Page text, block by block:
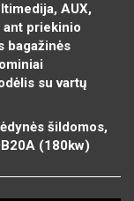
AUX,
ant priekinio
bagažinės
su vartų
šildomos,
(180kw)